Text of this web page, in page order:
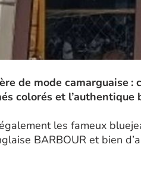
de mode camarguaise
colorés et l’authentique
les fameux
BARBOUR et bien